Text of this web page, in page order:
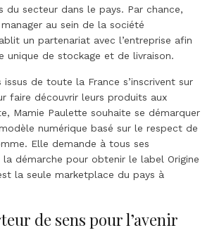
du secteur dans le pays. Par chance,
au sein de la société
un partenariat avec l’entreprise afin
unique de stockage et de livraison.
issus de toute la France s’inscrivent sur
faire découvrir leurs produits aux
Mamie Paulette souhaite se démarquer
numérique basé sur le respect de
Elle demande à tous ses
démarche pour obtenir le label Origine
la seule marketplace du pays à
de sens pour l’avenir